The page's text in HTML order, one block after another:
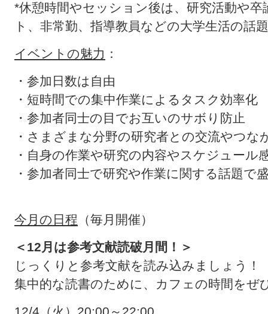
*休憩時間やセッション後は、研究活動や
ト、非常勤、指導教員などの大学生活の話
イベントの魅力 ：
・参加日数は自由
・短時間での集中作業によるタスク効率化
・参加者同士の目でお互いのサボり防止
・さまざまな分野の研究者との交流やつな
・自身の作業や研究の内容やスケジュール
・参加者同士で研究や作業に関する話題で
今月の日程 （毎月開催）
＜12月は参考文献読破月間！＞
じっくりと参考文献を読み込みましょう！
集中的な読書のために、カフェの時間を